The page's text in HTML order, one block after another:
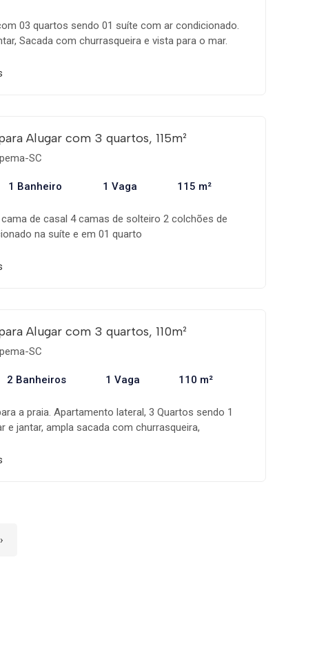
03 quartos sendo 01 suíte com ar condicionado.
Sacada com churrasqueira e vista para o mar.
01 suíte com ar. 50 metros do mar!
Alugar com 3 quartos, 115m²
SC
1 Banheiro 1 Vaga 115 m²
de casal 4 camas de solteiro 2 colchões de
na suíte e em 01 quarto
Alugar com 3 quartos, 110m²
SC
2 Banheiros 1 Vaga 110 m²
a praia. Apartamento lateral, 3 Quartos sendo 1
e jantar, ampla sacada com churrasqueira,
próximo ao Banco do Brasil, Farmácias e
›